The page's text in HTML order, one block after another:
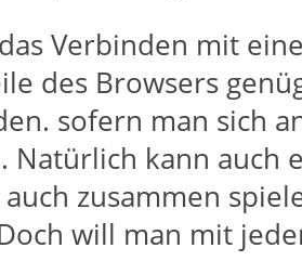
Verbinden mit
des Browsers
sofern man sich
Natürlich kann
zusammen
will man mit